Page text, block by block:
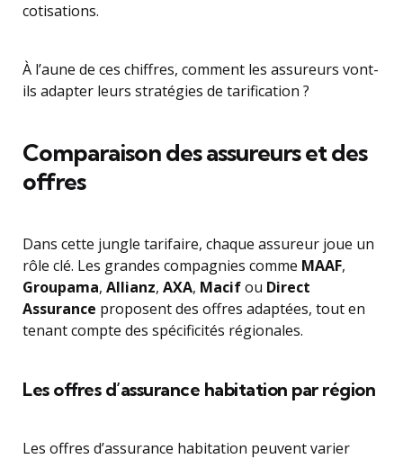
cotisations.
À l’aune de ces chiffres, comment les assureurs vont-
ils adapter leurs stratégies de tarification ?
Comparaison des assureurs et des
offres
Dans cette jungle tarifaire, chaque assureur joue un
rôle clé. Les grandes compagnies comme MAAF,
Groupama, Allianz, AXA, Macifou Direct
Assurance proposent des offres adaptées, tout en
tenant compte des spécificités régionales.
Les offres d’assurance habitation par région
Les offres d’assurance habitation peuvent varier